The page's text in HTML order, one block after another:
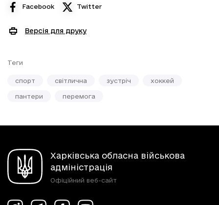
Facebook Twitter
Версія для друку
Теги
спорт світлична зустріч хоккей
пантери перемога
Харківська обласна військова
адміністрація
Офіційний веб-сайт